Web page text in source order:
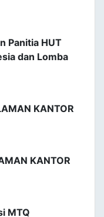
Panitia HUT
dan Lomba
KANTOR
KANTOR
MTQ